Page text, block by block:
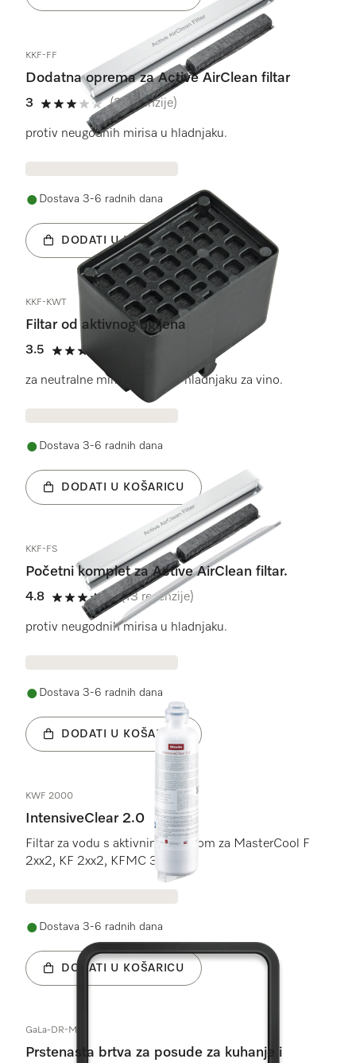
KKF-FF
Dodatna oprema za Active AirClean filtar
3
3 od 5
(2 recenzije)
protiv neugodnih mirisa u hladnjaku.
Dostava 3-6 radnih dana
DODATI U KOŠARICU
KKF-KWT
Filtar od aktivnog ugljena
3.5
3.5 od 5
za neutralne mirise u Vašem hladnjaku za vino.
Dostava 3-6 radnih dana
DODATI U KOŠARICU
KKF-FS
Početni komplet za Active AirClean filtar.
4.8
4.8 od 5
(13 recenzije)
protiv neugodnih mirisa u hladnjaku.
Dostava 3-6 radnih dana
DODATI U KOŠARICU
KWF 2000
IntensiveClear 2.0
Filtar za vodu s aktivnim ugljenom za MasterCool F
2xx2, KF 2xx2, KFMC 3xxx.
Dostava 3-6 radnih dana
DODATI U KOŠARICU
GaLa-DR-M/L
Prstenasta brtva za posude za kuhanje i